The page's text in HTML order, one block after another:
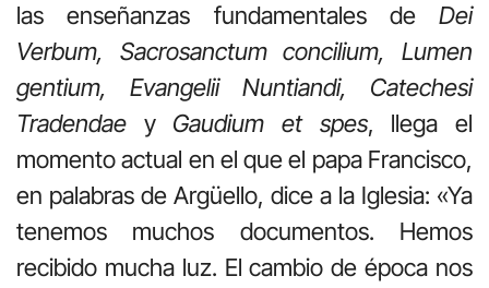
las enseñanzas fundamentales de Dei
Verbum, Sacrosanctum concilium, Lumen
gentium, Evangelii Nuntiandi, Catechesi
Tradendae yGaudium et spes, llega el
momento actual en el que el papa Francisco,
en palabras de Argüello, dice a la Iglesia: «Ya
tenemos muchos documentos. Hemos
recibido mucha luz. El cambio de época nos